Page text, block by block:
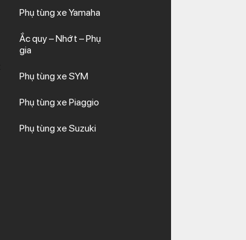
Phụ tùng xe Yamaha
Ắc quy – Nhớt – Phụ
gia
Phụ tùng xe SYM
Phụ tùng xe Piaggio
Phụ tùng xe Suzuki